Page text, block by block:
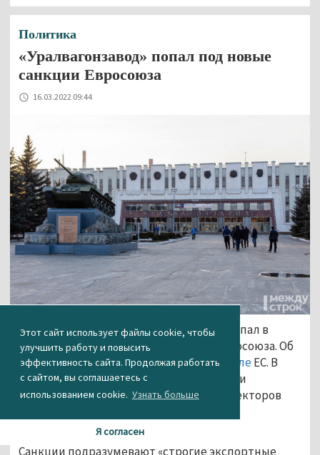
Этот сайт использует файлы cookie, чтобы
улучшить работу и повысить
эффективность сайта. Продолжая работать
с сайтом, вы соглашаетесь с
использованием cookie. Узнать больше
Я согласен
Политика
«Уралвагонзавод» попал под новые
санкции Евросоюза
16.03.2022 09:44
«Уралвагонзавод» (входит в «Ростех») попал в
обновлённый санкционный список Евросоюза. Об
этом сообщается в официальномжурнале ЕС. В
новый пакет санкций, кроме пятнадцати
бизнесменов, медиаменеджеров и директоров
предприятий, включая УВЗ.
Санкции подразумевают «строгие экспортные